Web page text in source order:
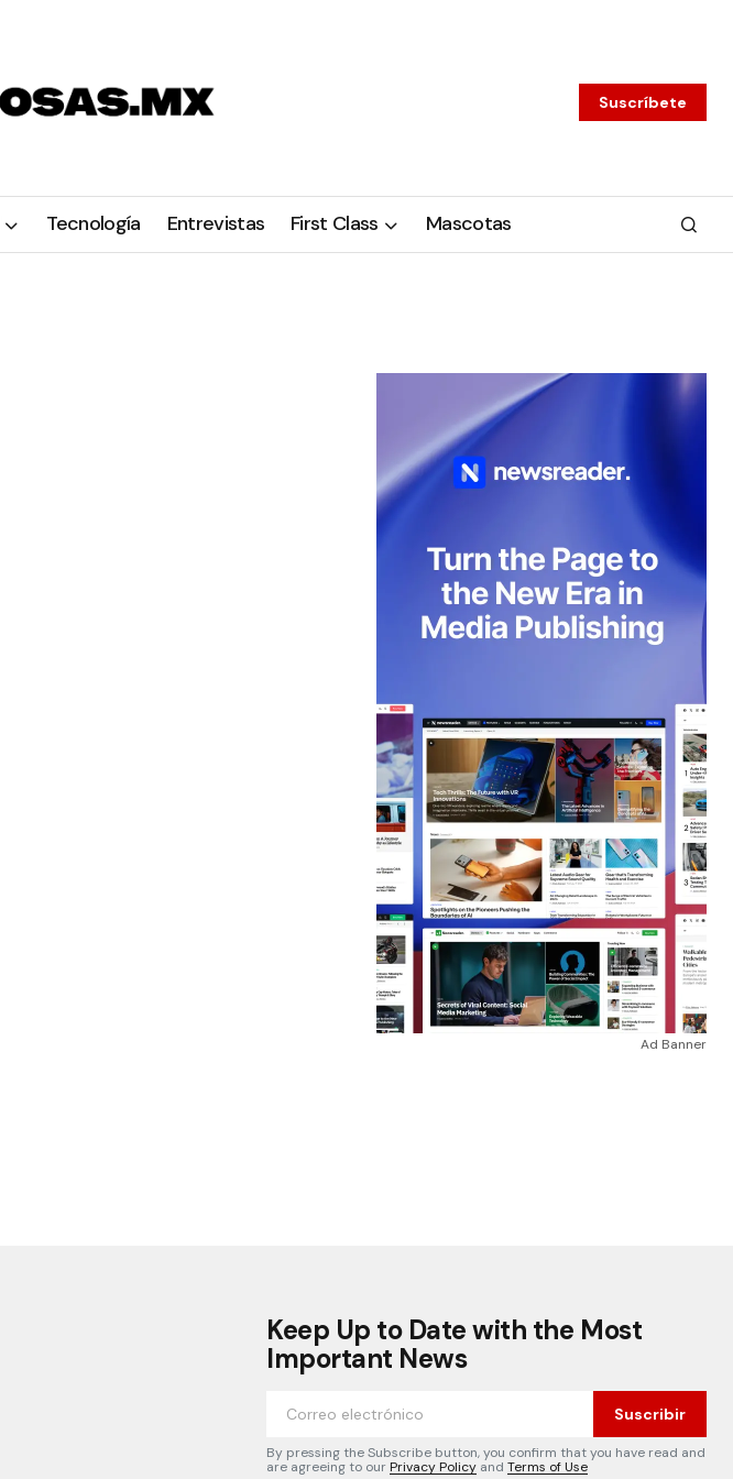
Suscríbete
Tecnología Entrevistas First Class Mascotas
Ad Banner
Keep Up to Date with the Most
Important News
Suscribir
By pressing the Subscribe button, you confirm that you have read and
are agreeing to ourPrivacy Policy and Terms of Use